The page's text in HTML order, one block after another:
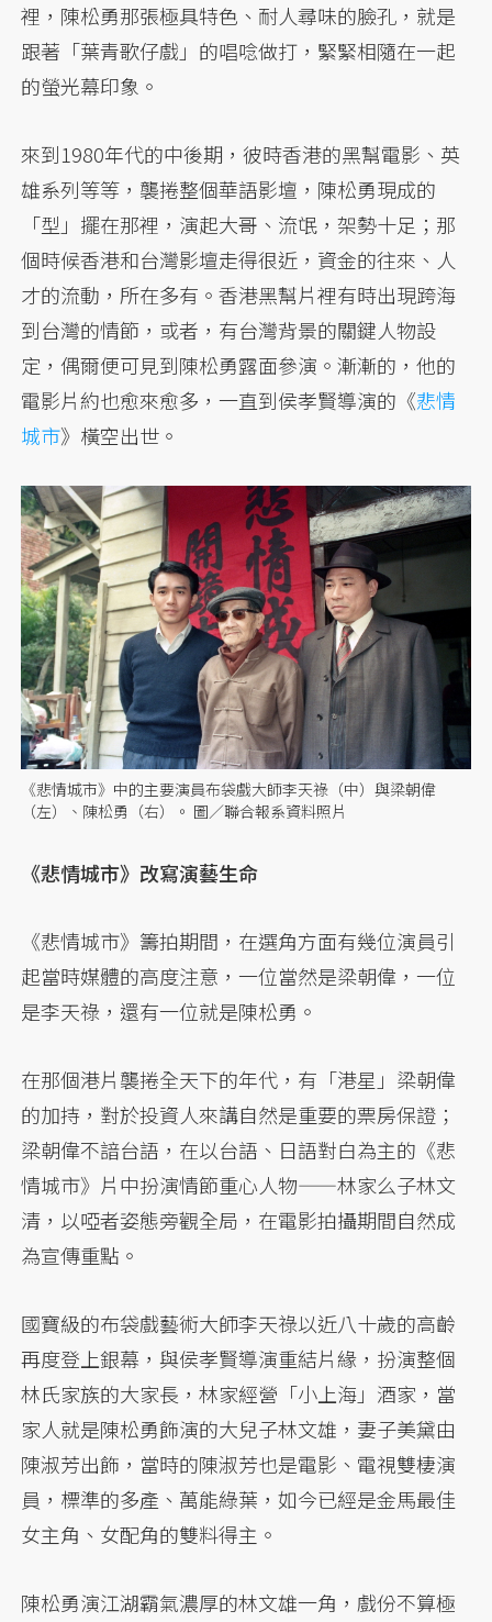
裡，陳松勇那張極具特色、耐人尋味的臉孔，就是
跟著「葉青歌仔戲」的唱唸做打，緊緊相隨在一起
的螢光幕印象。
來到1980年代的中後期，彼時香港的黑幫電影、英
雄系列等等，襲捲整個華語影壇，陳松勇現成的
「型」擺在那裡，演起大哥、流氓，架勢十足；那
個時候香港和台灣影壇走得很近，資金的往來、人
才的流動，所在多有。香港黑幫片裡有時出現跨海
到台灣的情節，或者，有台灣背景的關鍵人物設
定，偶爾便可見到陳松勇露面參演。漸漸的，他的
電影片約也愈來愈多，一直到侯孝賢導演的《悲情
城市》橫空出世。
《悲情城市》中的主要演員布袋戲大師李天祿（中）與梁朝偉
（左）、陳松勇（右）。 圖／聯合報系資料照片
《悲情城市》改寫演藝生命
《悲情城市》籌拍期間，在選角方面有幾位演員引
起當時媒體的高度注意，一位當然是梁朝偉，一位
是李天祿，還有一位就是陳松勇。
在那個港片襲捲全天下的年代，有「港星」梁朝偉
的加持，對於投資人來講自然是重要的票房保證；
梁朝偉不諳台語，在以台語、日語對白為主的《悲
情城市》片中扮演情節重心人物——林家么子林文
清，以啞者姿態旁觀全局，在電影拍攝期間自然成
為宣傳重點。
國寶級的布袋戲藝術大師李天祿以近八十歲的高齡
再度登上銀幕，與侯孝賢導演重結片緣，扮演整個
林氏家族的大家長，林家經營「小上海」酒家，當
家人就是陳松勇飾演的大兒子林文雄，妻子美黛由
陳淑芳出飾，當時的陳淑芳也是電影、電視雙棲演
員，標準的多產、萬能綠葉，如今已經是金馬最佳
女主角、女配角的雙料得主。
陳松勇演江湖霸氣濃厚的林文雄一角，戲份不算極